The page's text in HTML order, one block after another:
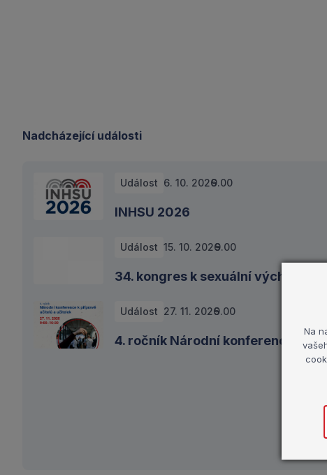
Nadcházející události
Událost 6. 10. 20269.00
INHSU 2026
Událost 15. 10. 20269.00
34. kongres k sexuální výchově
Událost 27. 11. 20269.00
4. ročník Národní konference k
Na